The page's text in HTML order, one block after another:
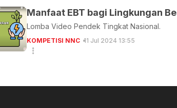
Manfaat EBT bagi Lingkungan
Lomba Video Pendek Tingkat Nasional.
KOMPETISI NNC 11 Jul 2024 13:55